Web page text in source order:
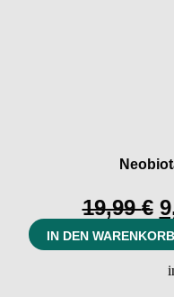
19,99€
IN DEN WARENKORB